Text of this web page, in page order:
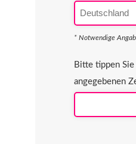
* Notwendige
Bitte tippen Sie
angegebenen